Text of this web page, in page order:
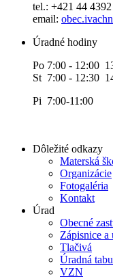
tel.: +421 44
email:
Úradné hodiny
Po 7:00 - 12:00
St 7:00 - 12:30
Pi 7:00-11:00
Dôležité odkazy
Materská
Organizácie
Fotogaléria
Kontakt
Úrad
Obecné
Zápisnice a
Tlačivá
Úradná
VZN